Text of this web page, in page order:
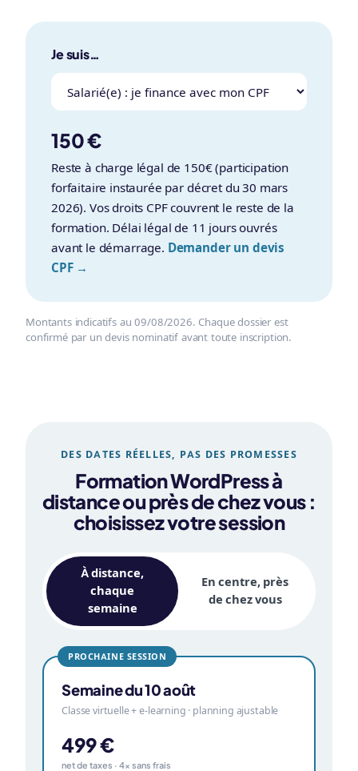
Je suis…
150 €
Reste à charge légal de 150€ (participation
forfaitaire instaurée par décret du 30 mars
2026). Vos droits CPF couvrent le reste de la
formation. Délai légal de 11 jours ouvrés
avant le démarrage. Demander un devis
CPF →
Montants indicatifs au 09/08/2026. Chaque dossier est
confirmé par un devis nominatif avant toute inscription.
DES DATES RÉELLES, PAS DES PROMESSES
Formation WordPress à
distance ou près de chez vous :
choisissez votre session
À distance,
chaque
semaine
En centre, près
de chez vous
PROCHAINE SESSION
Semaine du 10 août
Classe virtuelle + e-learning · planning ajustable
499 €
net de taxes · 4× sans frais